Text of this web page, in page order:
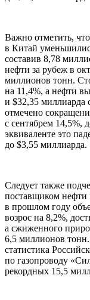
Важно отметить, что
в Китай
составив 8,78
нефти за рубеж в
миллионов тонн.
на 11,4%, а нефти
и $32,35 миллиарда
отмечено
с сентябрем 14,5%,
эквиваленте это
до $3,55 миллиарда.
Следует также
поставщиком
в прошлом году
возрос на 8,2%,
а сжиженного
6,5 миллионов тонн.
статистика
по газопроводу
рекордных 15,5